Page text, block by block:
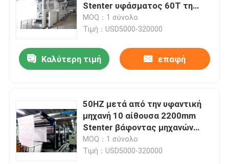
Stenter υφάσματος 60T τη
διαδικασία
MOQ：1 σύνολο
Τιμή：USD5000-320000
Καλύτερη τιμή επαφή
50HZ μετά από την υφαντική
μηχανή 10 αίθουσα 2200mm
Stenter βάφοντας μηχανών
ροής αέρα
MOQ：1 σύνολο
Τιμή：USD5000-320000